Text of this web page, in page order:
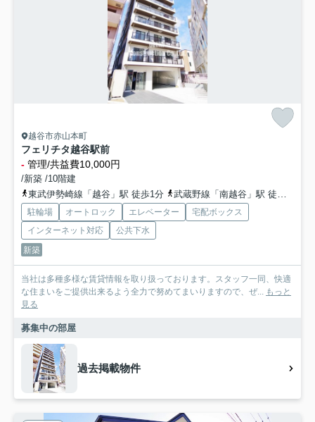
越谷市赤山本町
フェリチタ越谷駅前
- 管理/共益費10,000円
/新築 /10階建
東武伊勢崎線「越谷」駅 徒歩1分
武蔵野線「南越谷」駅 徒歩20分
駐輪場 オートロック エレベーター
宅配ボックス
インターネット対応
公共下水
新築
当社は多種多様な賃貸情報を取り扱っております。スタッフ一同、快適
な住まいをご提供出来るよう全力で努めてまいりますので、ぜ... もっと
見る
募集中の部屋
過去掲載物件